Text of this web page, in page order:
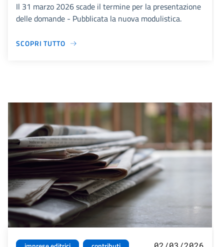
Il 31 marzo 2026 scade il termine per la presentazione
delle domande - Pubblicata la nuova modulistica.
SCOPRI TUTTO